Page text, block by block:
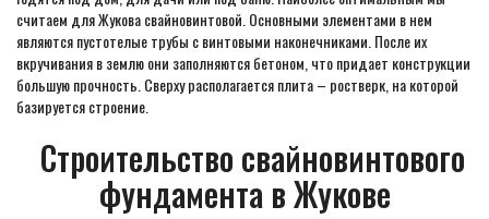
считаем для Жукова свайновинтовой. Основными элементами в нем
являются пустотелые трубы с винтовыми наконечниками. После их
вкручивания в землю они заполняются бетоном, что придает конструкции
большую прочность. Сверху располагается плита – ростверк, на которой
базируется строение.
Строительство свайновинтового
фундамента в Жукове